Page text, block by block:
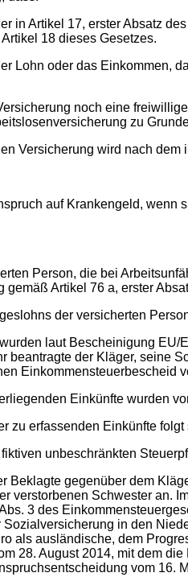
17, erster Absatz des
18 dieses Gesetzes.
oder das Einkommen,
noch eine freiwillige
zu
wird nach dem
auf Krankengeld, wenn sie
die bei
Artikel 76 a, erster
der versicherten
laut Bescheinigung
beantragte der Kläger, seine
Einkommensteuerbescheid
Einkünfte wurden
zu erfassenden Einkünfte folgt
unbeschränkten
Beklagte gegenüber dem
verstorbenen Schwester an.
3 des
in den
als ausländische, dem
28. August 2014, mit dem
vom 16.